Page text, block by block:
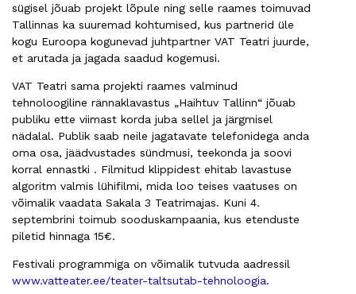
sügisel jõuab projekt lõpule ning selle raames toimuvad
Tallinnas ka suuremad kohtumised, kus partnerid üle
kogu Euroopa kogunevad juhtpartner VAT Teatri juurde,
et arutada ja jagada saadud kogemusi.
VAT Teatri sama projekti raames valminud
tehnoloogiline rännaklavastus „Haihtuv Tallinn“ jõuab
publiku ette viimast korda juba sellel ja järgmisel
nädalal. Publik saab neile jagatavate telefonidega anda
oma osa, jäädvustades sündmusi, teekonda ja soovi
korral ennastki . Filmitud klippidest ehitab lavastuse
algoritm valmis lühifilmi, mida loo teises vaatuses on
võimalik vaadata Sakala 3 Teatrimajas. Kuni 4.
septembrini toimub sooduskampaania, kus etenduste
piletid hinnaga 15€.
Festivali programmiga on võimalik tutvuda aadressil
www.vatteater.ee/teater-taltsutab-tehnoloogia.